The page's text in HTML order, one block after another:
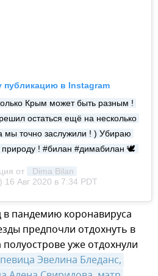
публикацию в Instagram
Крым может быть разным !
остаться ещё на несколько
мы точно заслужили ! ) Убираю
природу ! #билан #димабилан 🕊
от
Dima Bilan
16 Авг 2020 в 7:34 PDT
в пандемию коронавируса
предпочли отдохнуть в
уже отдохнули
Эвелина Бледанс,